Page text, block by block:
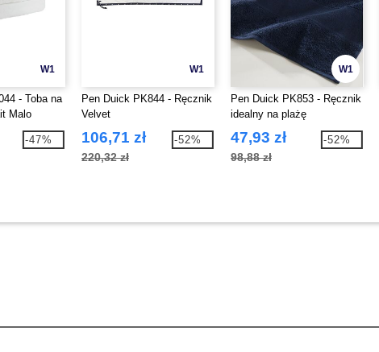
W1
- Toba na
Malo
-47%
W1
Pen Duick PK844 - Ręcznik
Velvet
106,71 zł
220,32 zł
-52%
W1
Pen Duick PK853 - Ręcznik
idealny na plażę
47,93 zł
98,88 zł
-52%